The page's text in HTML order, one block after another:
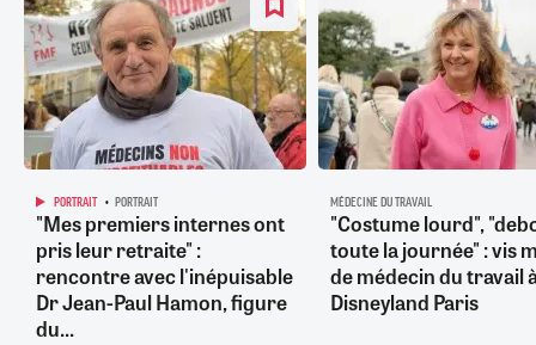
PORTRAIT PORTRAIT
"Mes premiers internes ont
pris leur retraite" :
rencontre avec l'inépuisable
Dr Jean-Paul Hamon, figure
du...
MÉDECINE DU TRAVAIL
"Costume lourd",
toute la journée" : vis
de médecin du travail
Disneyland Paris